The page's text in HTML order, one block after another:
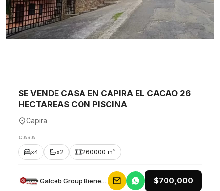
SE VENDE CASA EN CAPIRA EL CACAO 26
HECTAREAS CON PISCINA
Capira
CASA
x4 x2 260000 m²
Galceb Group Bienes Raices $700,000